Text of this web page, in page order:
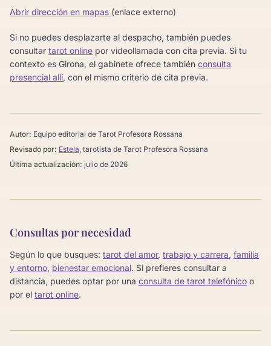
Abrir dirección en mapas (enlace externo)
Si no puedes desplazarte al despacho, también puedes
consultar tarot online por videollamada con cita previa. Si tu
contexto es Girona, el gabinete ofrece también consulta
presencial allí, con el mismo criterio de cita previa.
Autor: Equipo editorial de Tarot Profesora Rossana
Revisado por: Estela , tarotista de Tarot Profesora Rossana
Última actualización: julio de 2026
Consultas por necesidad
Según lo que busques: tarot del amor, trabajo y carrera, familia
y entorno, bienestar emocional. Si prefieres consultar a
distancia, puedes optar por una consulta de tarot telefónico o
por el tarot online.